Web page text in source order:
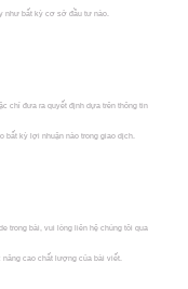
như bất kỳ cơ sở đầu tư nào.
chỉ đưa ra quyết định dựa trên thông tin
bất kỳ lợi nhuận nào trong giao dịch.
trong bài, vui lòng liên hệ chúng tôi qua
cao chất lượng của bài viết.